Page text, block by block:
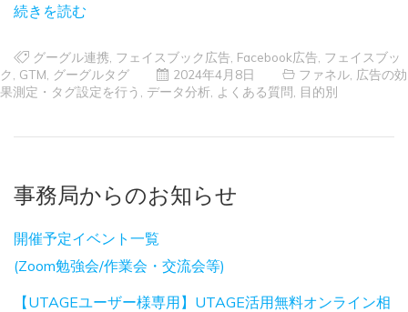
続きを読む
グーグル連携 フェイスブック広告 Facebook広告 フェイスブッ
ク GTM グーグルタグ 2024年4月8日 ファネル 広告の効
果測定・タグ設定を行う
データ分析 よくある質問 目的別
事務局からのお知らせ
開催予定イベント一覧
(Zoom勉強会/作業会・交流会等)
【UTAGEユーザー様専用】UTAGE活用無料オンライン相